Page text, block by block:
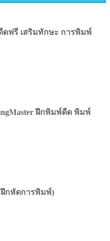
ดฟรี เสริมทักษะ การพิมพ์
ฝึกพิมพ์ดีด พิมพ์
ฝึกหัดการพิมพ์)